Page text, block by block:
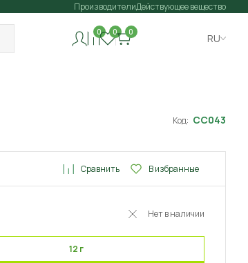
ПроизводителиДействующее вещество
0 0 0
RU
Код: СС043
Сравнить В избранные
Нет в наличии
12 г